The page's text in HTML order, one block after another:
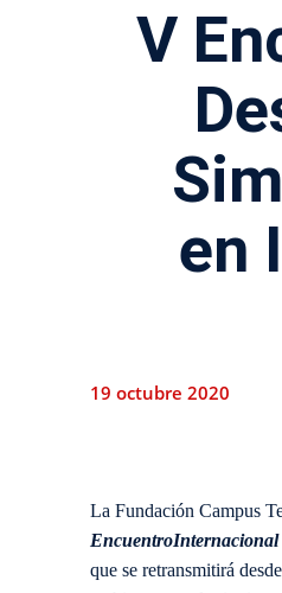
V
en
19 octubre 2020
La Fundación Campus
EncuentroInternacional
que se retransmitirá